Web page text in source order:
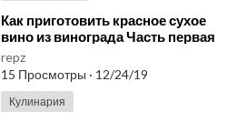
⁣Как приготовить красное сухое
вино из винограда Часть первая
Видео 18+
repz
15 Просмотры · 12/24/19
Кулинария